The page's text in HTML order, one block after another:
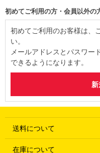
初めてご利用の方・会員以外の
初めてご利用のお客様は、
い。
メールアドレスとパスワー
できるようになります。
送料について
在庫について